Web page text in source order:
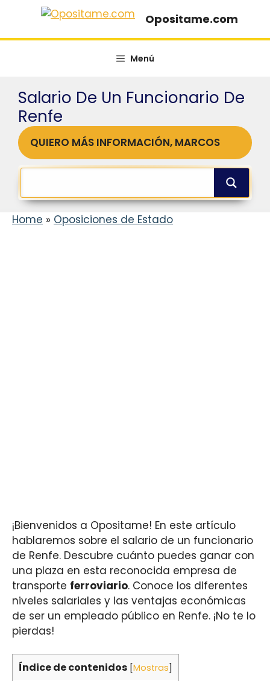
contenido
Opositame.com
Menú
Salario De Un Funcionario De
Renfe
QUIERO MÁS INFORMACIÓN, MARCOS
Home » Oposiciones de Estado
¡Bienvenidos a Opositame! En este artículo
hablaremos sobre el salario de un funcionario
de Renfe. Descubre cuánto puedes ganar con
una plaza en esta reconocida empresa de
transporte ferroviario. Conoce los diferentes
niveles salariales y las ventajas económicas
de ser un empleado público en Renfe. ¡No te lo
pierdas!
Índice de contenidos [Mostras]